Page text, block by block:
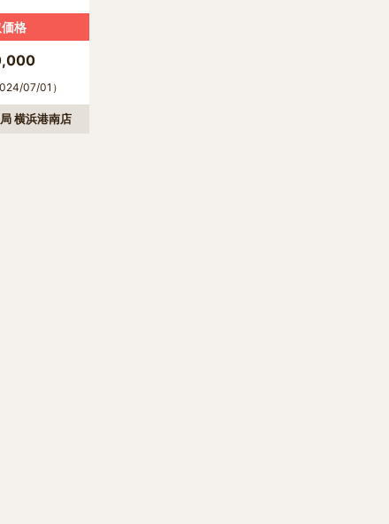
格
07/01）
横浜港南店